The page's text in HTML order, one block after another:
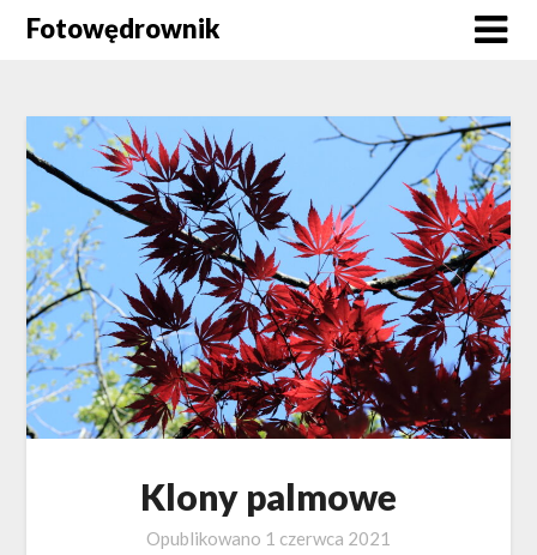
SkipFotowędrownik
Klony palmowe
Opublikowano 1 czerwca 2021